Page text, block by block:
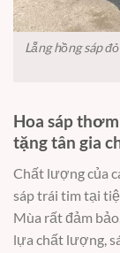
Lẵng hồng sáp
Hoa sáp
tặng tân gia
Chất lượng của
sáp trái tim tại
Mùa rất đảm
lựa chất lượng,